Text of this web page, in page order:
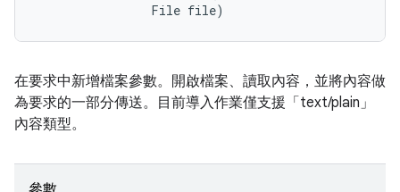
                File file)
在要求中新增檔案參數。開啟檔案、讀取內容，並將內容做
為要求的一部分傳送。目前導入作業僅支援「text/plain」
內容類型。